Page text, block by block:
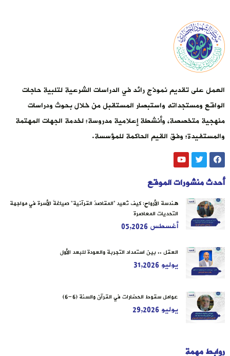
العمل على تقديم نموذج رائد في الدراسات الشرعية لتلبية حاجات
الواقع ومستجداته واستبصار المستقبل من خلال بحوث ودراسات
منهجية متخصصة، وأنشطة إعلامية مدروسة؛ لخدمة الجهات المهتمة
والمستفيدة؛ وفق القيم الحاكمة للمؤسسة.
أحدث منشورات الموقع
هندسة الأرواح: كيف تُعيد “المقاصدُ القرآنية” صياغةَ الأسرة في مواجهة
التحديات المعاصرة
أغسطس 05,2026
العقل .. بين استمداد التجربة والعودة للبعد الأول
يوليو 31,2026
عوامل سقوط الحضارات في القرآن والسنة (6-6)
يوليو 29,2026
روابط مهمة